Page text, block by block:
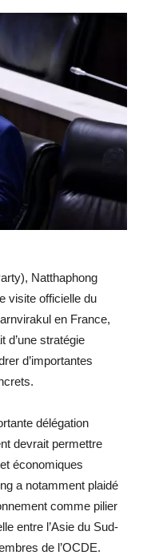
Natthaphong
visite officielle du
en France,
d’une stratégie
d’importantes
délégation
devrait permettre
économiques
a notamment plaidé
comme pilier
entre l’Asie du Sud-
de l’OCDE.